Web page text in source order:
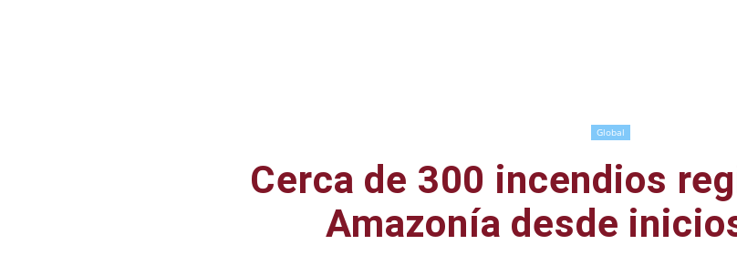
Global
Cerca de 300 incendios
Amazonía desde